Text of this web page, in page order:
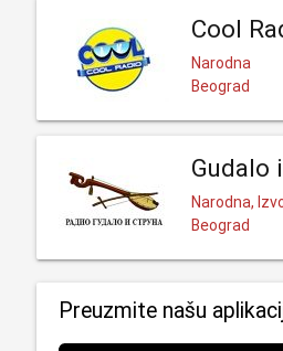
Cool
Narodna
Beograd
Gudalo
Narodna,
Beograd
Preuzmite našu